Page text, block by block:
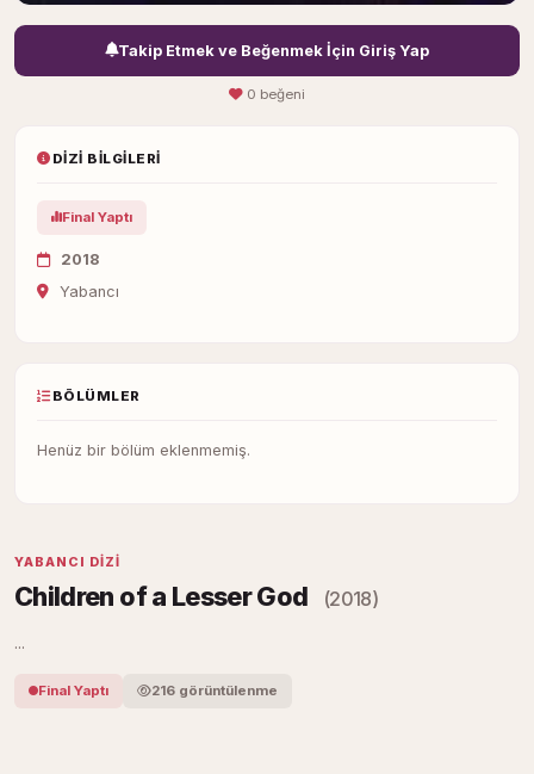
Takip Etmek ve Beğenmek İçin Giriş Yap
0 beğeni
DIZI BILGILERI
Final Yaptı
2018
Yabancı
BÖLÜMLER
Henüz bir bölüm eklenmemiş.
YABANCI DIZI
Children of a Lesser God (2018)
...
Final Yaptı 216 görüntülenme